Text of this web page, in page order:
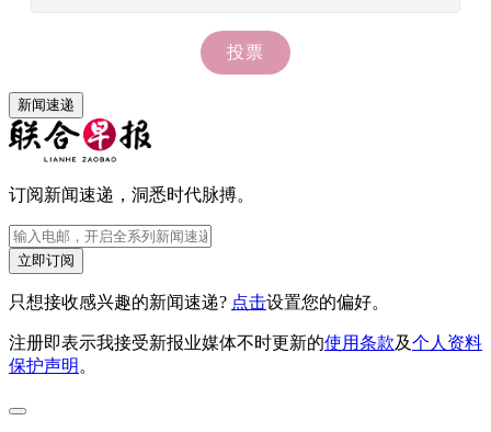
新闻速递
订阅新闻速递，洞悉时代脉搏。
立即订阅
只想接收感兴趣的新闻速递? 点击设置您的偏好。
注册即表示我接受新报业媒体不时更新的使用条款及个人资料
保护声明 。